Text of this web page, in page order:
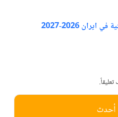
2026-2027
أحدث